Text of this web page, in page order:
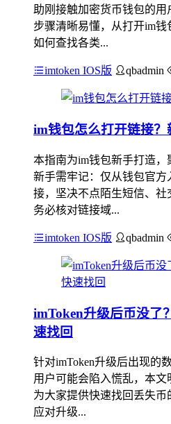
助刚接触加密货币钱包的
步骤清晰易懂，从打开im
如何查找各类...
imtoken IOS版 qbadmin
im钱包怎么打开链接
本指南为im钱包新手打造，
新手需牢记：仅从钱包官
接，坚决不点陌生短信、
务必核对链接域...
imtoken IOS版 qbadmin
imToken升级后币没了
速找回
针对imToken升级后出现的
用户可能会陷入慌乱，本
为大家提供快速找回丢失
应对升级...